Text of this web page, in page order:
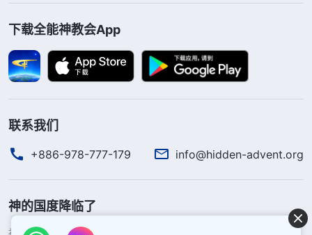
下载全能神教会App
联系我们
+886-978-777-179 info@hidden-advent.org
神的国度降临了
神的国度已经降临在人间！你想进入神的国度吗？